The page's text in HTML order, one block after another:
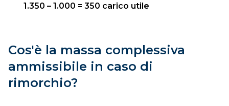
1.350 – 1.000 = 350 carico utile
Cos'è la massa complessiva
ammissibile in caso di
rimorchio?